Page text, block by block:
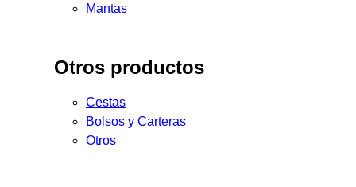
Mantas
Otros productos
Cestas
Bolsos y Carteras
Otros